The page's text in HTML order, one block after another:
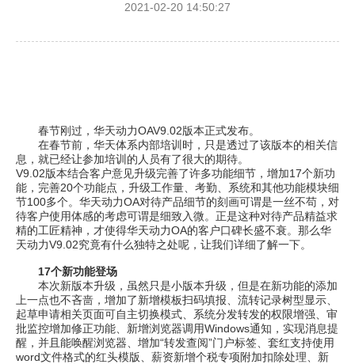
2021-02-20 14:50:27
春节刚过，华天动力OAV9.02版本正式发布。
在春节前，华天体系内部培训时，只是透过了该版本的相关信
息，就已经让参加培训的人员有了很大的期待。
V9.02版本结合客户意见升级完善了许多功能细节，增加17个新功
能，完善20个功能点，升级工作量、考勤、系统和其他功能模块细
节100多个。华天动力OA对待产品细节的刻画可谓是一丝不苟，对
待客户使用体感的考虑可谓是细致入微。正是这种对待产品精益求
精的工匠精神，才使得华天动力OA的客户口碑长盛不衰。那么华
天动力V9.02究竟有什么独特之处呢，让我们详细了解一下。
17个新功能登场
本次新版本升级，虽然只是小版本升级，但是在新功能的添加
上一点也不吝啬，增加了新增模板扫码填报、流转记录树型显示、
起草申请相关页面可自主切换模式、系统分发转发的权限增强、审
批监控增加修正功能、新增浏览器调用Windows通知，实现消息提
醒，并且能唤醒浏览器、增加“转发查阅”门户标签、套红支持使用
word文件格式的红头模版、薪资新增个税专项附加扣除处理、新